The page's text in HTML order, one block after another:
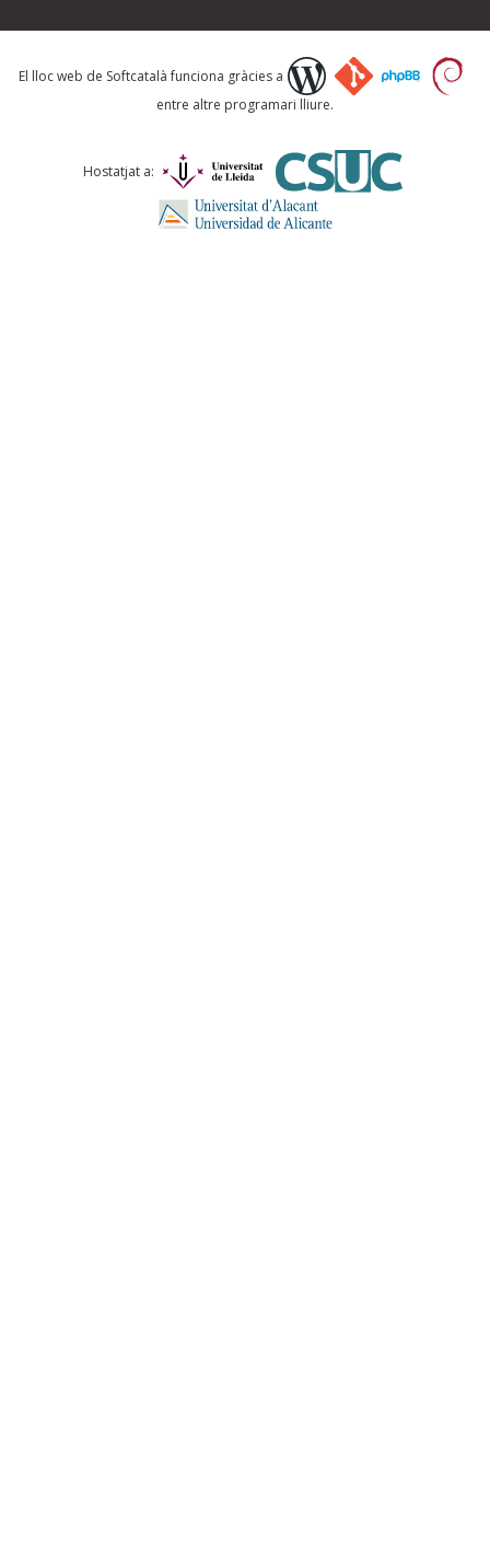
Què proposeu?
Comentari *
El lloc web de Softcatalà funciona gràcies a
entre altre programari lliure.
Hostatjat a: